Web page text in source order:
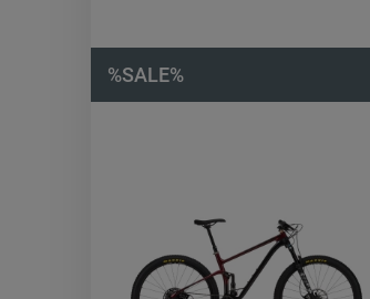
%SALE%